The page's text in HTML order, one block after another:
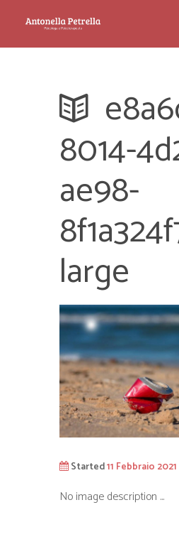
8014-
ae98-
large
Started11 Febbraio 2021
No image description ...